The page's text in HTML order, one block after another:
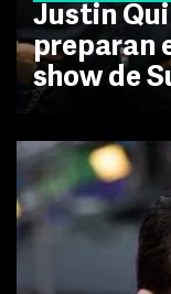
Justin
preparan
show de